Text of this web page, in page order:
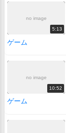
no image
5:13
ゲーム
no image
10:52
ゲーム